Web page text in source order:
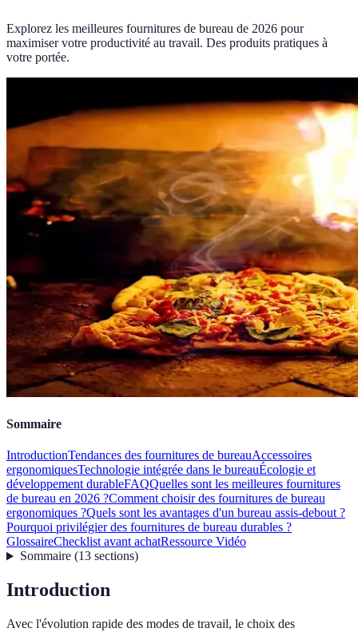
Explorez les meilleures fournitures de bureau de 2026 pour
maximiser votre productivité au travail. Des produits pratiques à
votre portée.
Sommaire
IntroductionTendances des fournitures de bureauAccessoires
ergonomiquesTechnologie intégrée dans le bureauÉcologie et
développement durableFAQQuelles sont les meilleures fournitures
de bureau en 2026 ?Comment choisir des fournitures de bureau
ergonomiques ?Quels sont les avantages d'un bureau assis-debout ?
Pourquoi privilégier des fournitures de bureau durables ?
GlossaireChecklist avant achatRessource Vidéo
Sommaire(13 sections)
Introduction
Avec l'évolution rapide des modes de travail, le choix des